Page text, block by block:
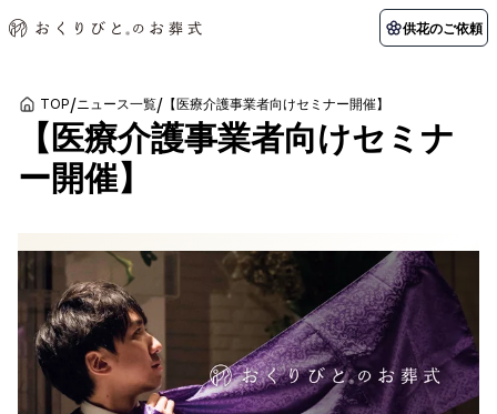
供花のご依頼
初めての方へ
初めての方へ
アフターサポート
会社を知る
スタッフ一覧 採用情報
店舗用地募集
関東エリア
千葉県 神奈川県
北海道エリア
札幌市 函館市
お客様の声
ご葬儀事例
葬儀の知識
葬儀の知識
TOP/ニュース一覧/ 【医療介護事業者向けセミナー開催】
【医療介護事業者向けセミナ
ー開催】